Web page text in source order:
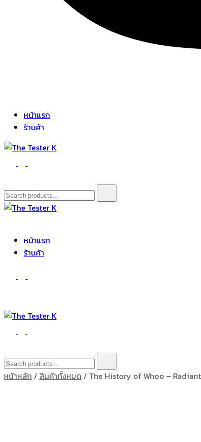
หน้าแรก
ร้านค้า
The Tester K
Korean cosmetics
Search
for:
หน้าแรก
ร้านค้า
The Tester K
Korean cosmetics
Search
for:
หน้าหลัก / สินค้าทั้งหมด / The History of Whoo –